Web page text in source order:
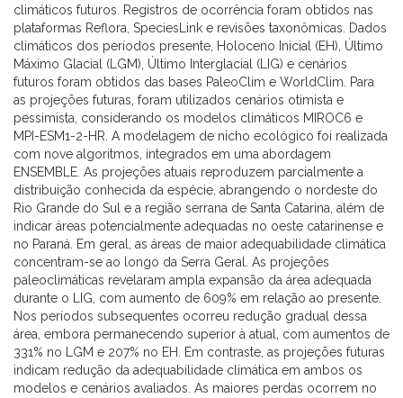
climáticos futuros. Registros de ocorrência foram obtidos nas
plataformas Reflora, SpeciesLink e revisões taxonômicas. Dados
climáticos dos períodos presente, Holoceno Inicial (EH), Último
Máximo Glacial (LGM), Último Interglacial (LIG) e cenários
futuros foram obtidos das bases PaleoClim e WorldClim. Para
as projeções futuras, foram utilizados cenários otimista e
pessimista, considerando os modelos climáticos MIROC6 e
MPI-ESM1-2-HR. A modelagem de nicho ecológico foi realizada
com nove algoritmos, integrados em uma abordagem
ENSEMBLE. As projeções atuais reproduzem parcialmente a
distribuição conhecida da espécie, abrangendo o nordeste do
Rio Grande do Sul e a região serrana de Santa Catarina, além de
indicar áreas potencialmente adequadas no oeste catarinense e
no Paraná. Em geral, as áreas de maior adequabilidade climática
concentram-se ao longo da Serra Geral. As projeções
paleoclimáticas revelaram ampla expansão da área adequada
durante o LIG, com aumento de 609% em relação ao presente.
Nos períodos subsequentes ocorreu redução gradual dessa
área, embora permanecendo superior à atual, com aumentos de
331% no LGM e 207% no EH. Em contraste, as projeções futuras
indicam redução da adequabilidade climática em ambos os
modelos e cenários avaliados. As maiores perdas ocorrem no